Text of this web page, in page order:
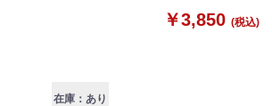
￥3,850 (税込)
在庫：あり